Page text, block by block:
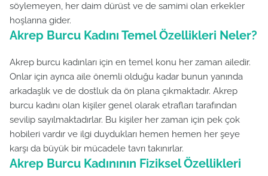
söylemeyen, her daim dürüst ve de samimi olan erkekler
hoşlarına gider.
Akrep Burcu Kadını Temel Özellikleri Neler?
Akrep burcu kadınları için en temel konu her zaman ailedir.
Onlar için ayrıca aile önemli olduğu kadar bunun yanında
arkadaşlık ve de dostluk da ön plana çıkmaktadır. Akrep
burcu kadını olan kişiler genel olarak etrafları tarafından
sevilip sayılmaktadırlar. Bu kişiler her zaman için pek çok
hobileri vardır ve ilgi duydukları hemen hemen her şeye
karşı da büyük bir mücadele tavrı takınırlar.
Akrep Burcu Kadınının Fiziksel Özellikleri